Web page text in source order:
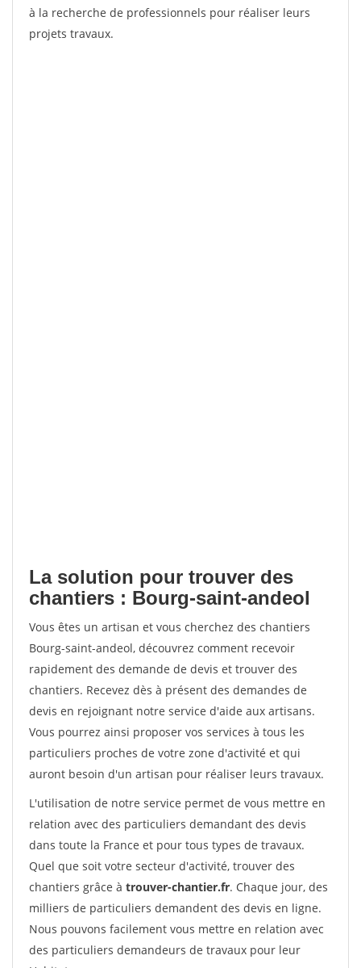
à la recherche de professionnels pour réaliser leurs
projets travaux.
La solution pour trouver des
chantiers : Bourg-saint-andeol
Vous êtes un artisan et vous cherchez des chantiers
Bourg-saint-andeol, découvrez comment recevoir
rapidement des demande de devis et trouver des
chantiers. Recevez dès à présent des demandes de
devis en rejoignant notre service d'aide aux artisans.
Vous pourrez ainsi proposer vos services à tous les
particuliers proches de votre zone d'activité et qui
auront besoin d'un artisan pour réaliser leurs travaux.
L'utilisation de notre service permet de vous mettre en
relation avec des particuliers demandant des devis
dans toute la France et pour tous types de travaux.
Quel que soit votre secteur d'activité, trouver des
chantiers grâce à trouver-chantier.fr. Chaque jour, des
milliers de particuliers demandent des devis en ligne.
Nous pouvons facilement vous mettre en relation avec
des particuliers demandeurs de travaux pour leur